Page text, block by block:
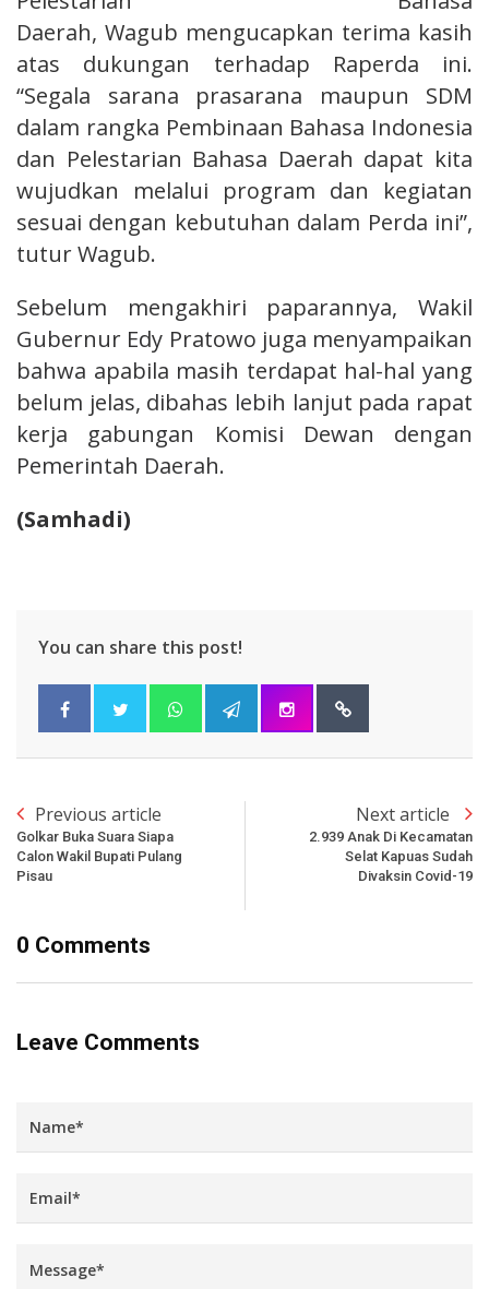
Daerah, Wagub mengucapkan terima kasih
atas dukungan terhadap Raperda ini.
“Segala sarana prasarana maupun SDM
dalam rangka Pembinaan Bahasa Indonesia
dan Pelestarian Bahasa Daerah dapat kita
wujudkan melalui program dan kegiatan
sesuai dengan kebutuhan dalam Perda ini”,
tutur Wagub.
Sebelum mengakhiri paparannya, Wakil
Gubernur Edy Pratowo juga menyampaikan
bahwa apabila masih terdapat hal-hal yang
belum jelas, dibahas lebih lanjut pada rapat
kerja gabungan Komisi Dewan dengan
Pemerintah Daerah.
(Samhadi)
You can share this post!
Previous article
Golkar Buka Suara Siapa
Calon Wakil Bupati Pulang
Pisau
Next article
2.939 Anak Di Kecamatan
Selat Kapuas Sudah
Divaksin Covid-19
0 Comments
Leave Comments